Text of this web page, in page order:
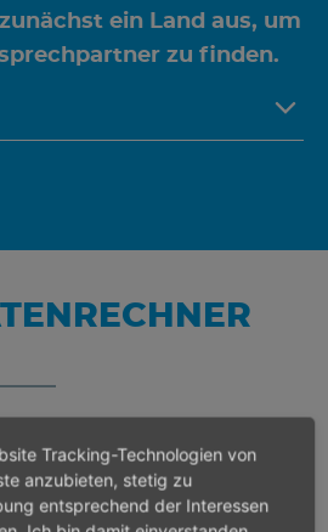
ein Land aus, um
zu finden.
6 bar
Tracking-Technologien von
anzubieten, stetig zu
entsprechend der Interessen